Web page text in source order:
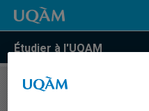
Étudier à l'UQAM
COURS//